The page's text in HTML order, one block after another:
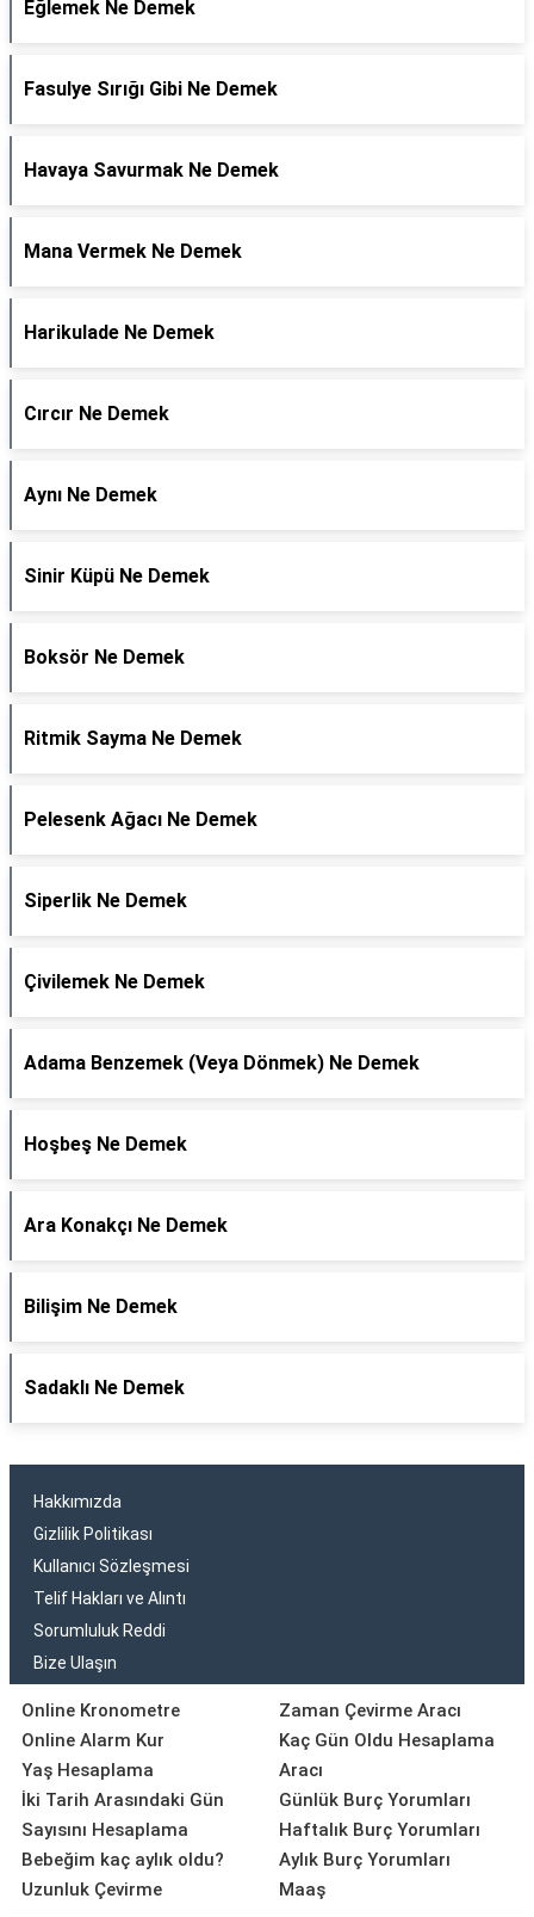
Eğlemek Ne Demek
Fasulye Sırığı Gibi Ne Demek
Havaya Savurmak Ne Demek
Mana Vermek Ne Demek
Harikulade Ne Demek
Cırcır Ne Demek
Aynı Ne Demek
Sinir Küpü Ne Demek
Boksör Ne Demek
Ritmik Sayma Ne Demek
Pelesenk Ağacı Ne Demek
Siperlik Ne Demek
Çivilemek Ne Demek
Adama Benzemek (Veya Dönmek) Ne Demek
Hoşbeş Ne Demek
Ara Konakçı Ne Demek
Bilişim Ne Demek
Sadaklı Ne Demek
Hakkımızda
Gizlilik Politikası
Kullanıcı Sözleşmesi
Telif Hakları ve Alıntı
Sorumluluk Reddi
Bize Ulaşın
Online Kronometre
Online Alarm Kur
Yaş Hesaplama
İki Tarih Arasındaki Gün
Sayısını Hesaplama
Bebeğim kaç aylık oldu?
Uzunluk Çevirme
Zaman Çevirme Aracı
Kaç Gün Oldu Hesaplama
Aracı
Günlük Burç Yorumları
Haftalık Burç Yorumları
Aylık Burç Yorumları
Maaş